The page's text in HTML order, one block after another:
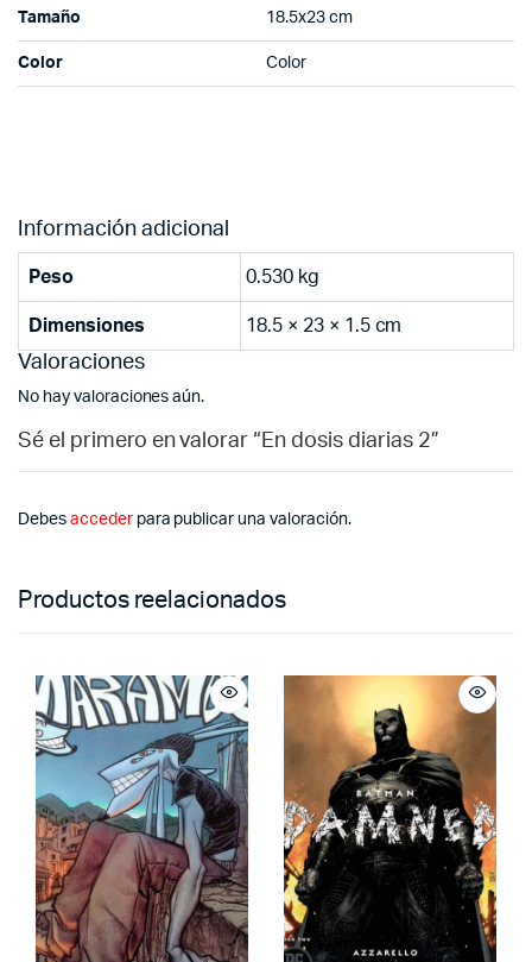
Tamaño 18.5x23 cm
Color Color
Información adicional
Peso 0.530 kg
Dimensiones 18.5 × 23 × 1.5 cm
Valoraciones
No hay valoraciones aún.
Sé el primero en valorar “En dosis diarias 2”
Debes accederpara publicar una valoración.
Productos reelacionados